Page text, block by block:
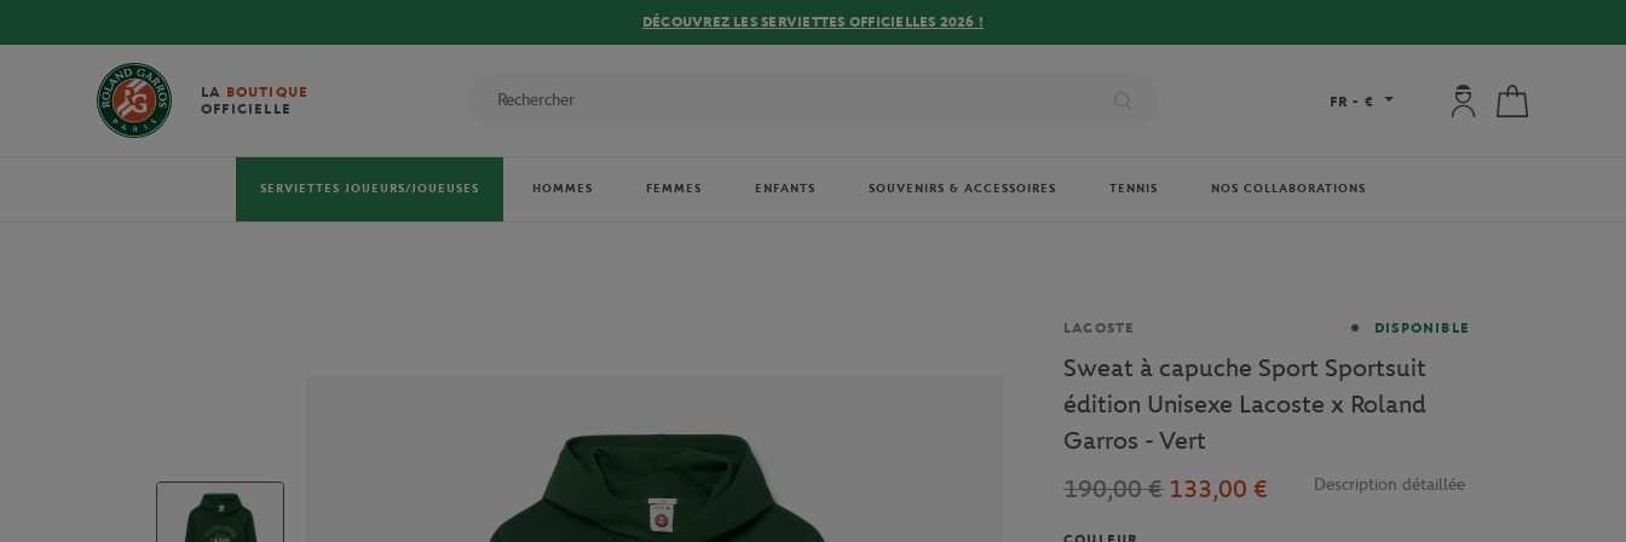
DÉCOUVREZ LES SERVIETTES OFFICIELLES 2026 !
LA BOUTIQUE
OFFICIELLE
FR - € Mon compte : se
SERVIETTES JOUEURS/JOUEUSES HOMMES FEMMES ENFANTS SOUVENIRS & ACCESSOIRES TENNIS NOS COLLABORATIONS
Marque
LACOSTE DISPONIBLE
Sweat à capuche Sport Sportsuit
édition Unisexe Lacoste x Roland
Garros - Vert
190,00 € 133,00 € Description détaillée